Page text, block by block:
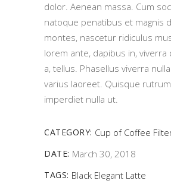
dolor. Aenean massa. Cum
natoque penatibus et magnis
montes, nascetur ridiculus
lorem ante, dapibus in, viverra
a, tellus. Phasellus viverra
varius laoreet. Quisque
imperdiet nulla ut.
CATEGORY: Cup of Coffee
DATE: March 30, 2018
TAGS: Black Elegant Latte